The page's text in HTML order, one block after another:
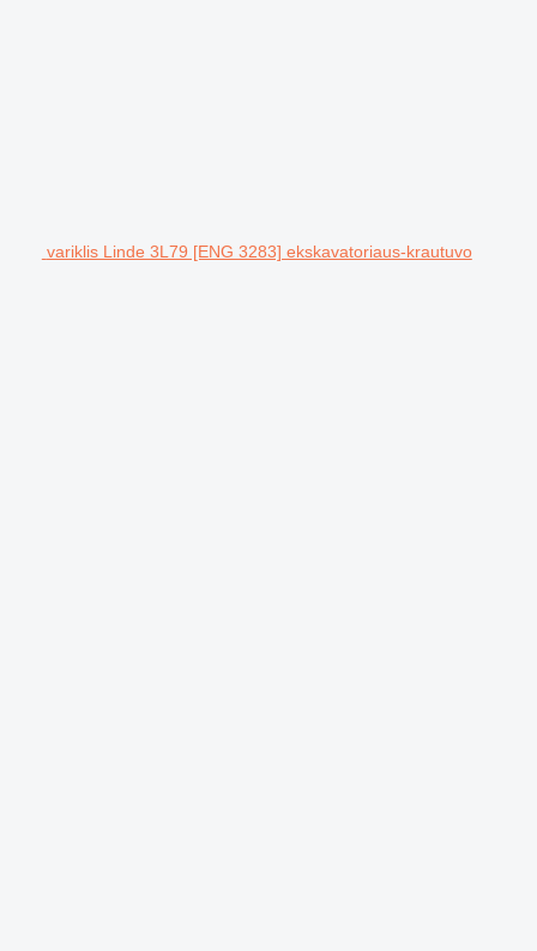
variklis Linde 3L79 [ENG 3283] ekskavatoriaus-krautuvo